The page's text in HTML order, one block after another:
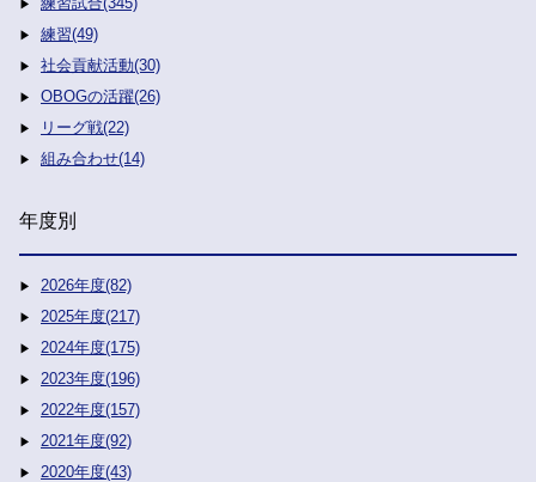
練習(49)
社会貢献活動(30)
OBOGの活躍(26)
リーグ戦(22)
組み合わせ(14)
年度別
2026年度(82)
2025年度(217)
2024年度(175)
2023年度(196)
2022年度(157)
2021年度(92)
2020年度(43)